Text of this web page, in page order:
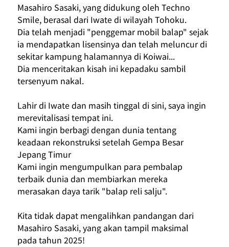
Masahiro Sasaki, yang didukung oleh Techno
Smile, berasal dari Iwate di wilayah Tohoku.
Dia telah menjadi "penggemar mobil balap" sejak
ia mendapatkan lisensinya dan telah meluncur di
sekitar kampung halamannya di Koiwai...
Dia menceritakan kisah ini kepadaku sambil
tersenyum nakal.
Lahir di Iwate dan masih tinggal di sini, saya ingin
merevitalisasi tempat ini.
Kami ingin berbagi dengan dunia tentang
keadaan rekonstruksi setelah Gempa Besar
Jepang Timur
Kami ingin mengumpulkan para pembalap
terbaik dunia dan membiarkan mereka
merasakan daya tarik "balap reli salju".
Kita tidak dapat mengalihkan pandangan dari
Masahiro Sasaki, yang akan tampil maksimal
pada tahun 2025!